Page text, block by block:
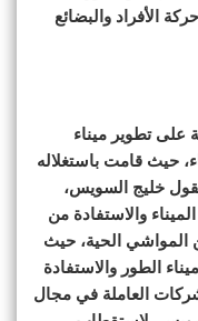
الأفراد والبضائع
على تطوير ميناء
حيث قامت باستغلاله
خليج السويس،
والاستفادة من
المواشي الحية، حيث
الطور والاستفادة
العاملة في مجال